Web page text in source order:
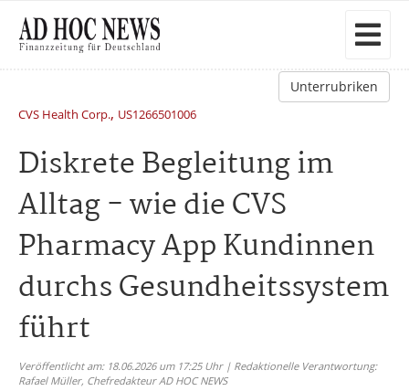
Unterrubriken
CVS Health Corp., US1266501006
Diskrete Begleitung im
Alltag - wie die CVS
Pharmacy App Kundinnen
durchs Gesundheitssystem
führt
Veröffentlicht am: 18.06.2026 um 17:25 Uhr | Redaktionelle Verantwortung:
Rafael Müller, Chefredakteur AD HOC NEWS